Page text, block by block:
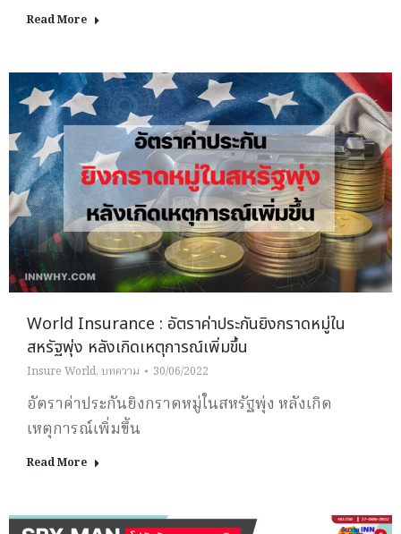
Read More
World Insurance : อัตราค่าประกันยิงกราดหมู่ใน
สหรัฐพุ่ง หลังเกิดเหตุการณ์เพิ่มขึ้น
Insure World, บทความ 30/06/2022
อัตราค่าประกันยิงกราดหมู่ในสหรัฐพุ่ง หลังเกิด
เหตุการณ์เพิ่มขึ้น
Read More